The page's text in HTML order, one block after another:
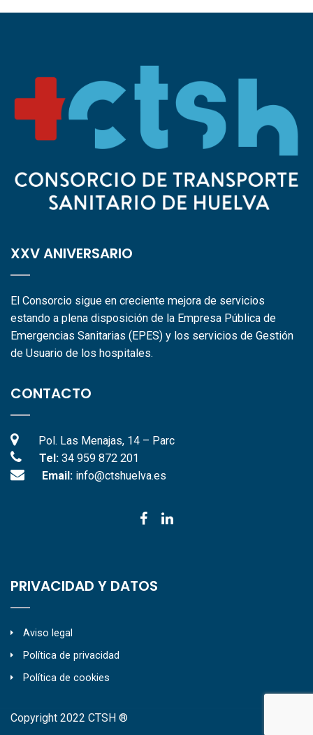
XXV ANIVERSARIO
El Consorcio sigue en creciente mejora de servicios
estando a plena disposición de la Empresa Pública de
Emergencias Sanitarias (EPES) y los servicios de Gestión
de Usuario de los hospitales.
CONTACTO
Pol. Las Menajas, 14 – Parc
Tel: 34 959 872 201
Email: info@ctshuelva.es
PRIVACIDAD Y DATOS
Aviso legal
Política de privacidad
Política de cookies
Copyright 2022 CTSH ®